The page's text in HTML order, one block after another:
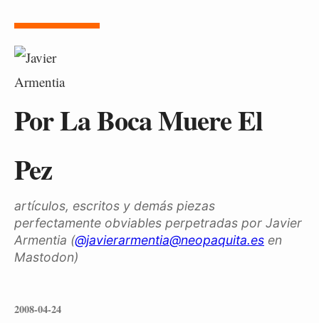
Por La Boca Muere El
Pez
artículos, escritos y demás piezas
perfectamente obviables perpetradas por Javier
Armentia (@javierarmentia@neopaquita.es en
Mastodon)
2008-04-24